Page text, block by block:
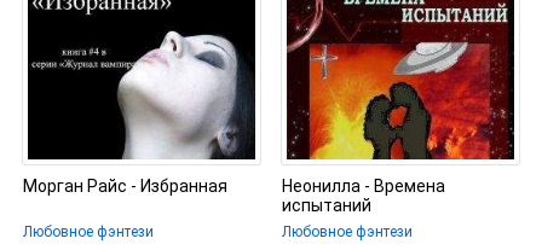
Морган Райс - Избранная
Любовное фэнтези
Неонилла - Времена
испытаний
Любовное фэнтези